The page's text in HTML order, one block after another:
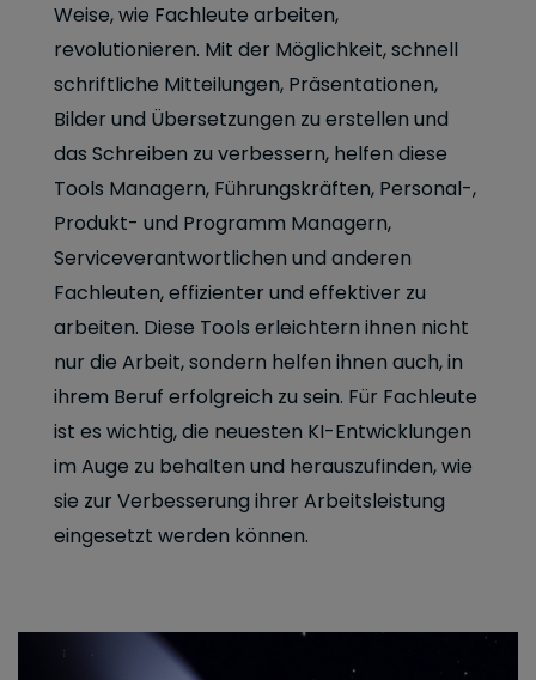
Weise, wie Fachleute arbeiten,
revolutionieren. Mit der Möglichkeit, schnell
schriftliche Mitteilungen, Präsentationen,
Bilder und Übersetzungen zu erstellen und
das Schreiben zu verbessern, helfen diese
Tools Managern, Führungskräften, Personal-,
Produkt- und Programm Managern,
Serviceverantwortlichen und anderen
Fachleuten, effizienter und effektiver zu
arbeiten. Diese Tools erleichtern ihnen nicht
nur die Arbeit, sondern helfen ihnen auch, in
ihrem Beruf erfolgreich zu sein. Für Fachleute
ist es wichtig, die neuesten KI-Entwicklungen
im Auge zu behalten und herauszufinden, wie
sie zur Verbesserung ihrer Arbeitsleistung
eingesetzt werden können.